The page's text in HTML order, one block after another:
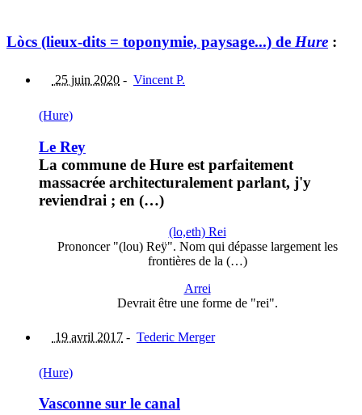
Lòcs (lieux-dits = toponymie, paysage...) de Hure :
25 juin 2020 - Vincent P.
(Hure)
Le Rey
La commune de Hure est parfaitement
massacrée architecturalement parlant, j'y
reviendrai ; en (…)
(lo,eth) Rei
Prononcer "(lou) Reÿ". Nom qui dépasse largement les
frontières de la (…)
Arrei
Devrait être une forme de "rei".
19 avril 2017 - Tederic Merger
(Hure)
Vasconne sur le canal